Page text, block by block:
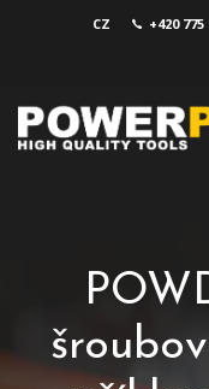
CZ +420 775